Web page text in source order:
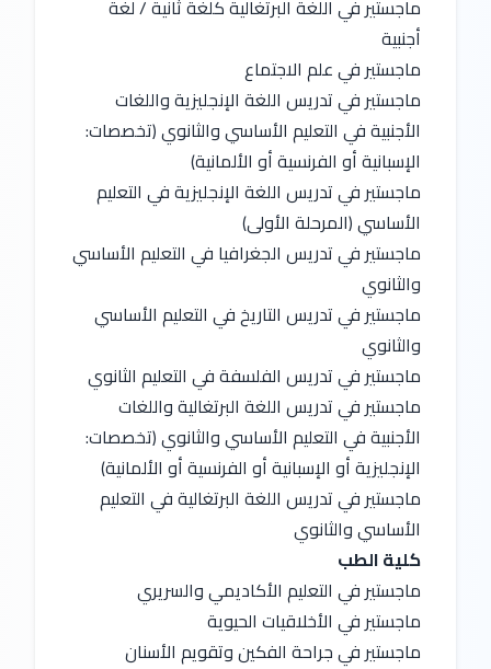
أجنبية
ماجستير في علم الاجتماع
الإسبانية أو الفرنسية أو الألمانية)
الأساسي (المرحلة الأولى)
والثانوي
والثانوي
ماجستير في تدريس الفلسفة في التعليم الثانوي
الإنجليزية أو الإسبانية أو الفرنسية أو الألمانية)
الأساسي والثانوي
كلية الطب
ماجستير في التعليم الأكاديمي والسريري
ماجستير في الأخلاقيات الحيوية
ماجستير في جراحة الفكين وتقويم الأسنان